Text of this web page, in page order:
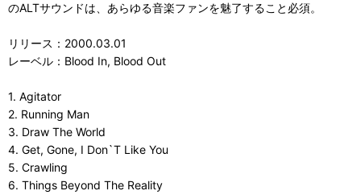
のALTサウンドは、あらゆる音楽ファンを魅了すること必須。
リリース：2000.03.01
レーベル：Blood In, Blood Out
1. Agitator
2. Running Man
3. Draw The World
4. Get, Gone, I Don`T Like You
5. Crawling
6. Things Beyond The Reality